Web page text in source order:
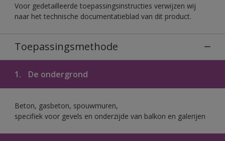
Voor gedetailleerde toepassingsinstructies verwijzen wij
naar het technische documentatieblad van dit product.
Toepassingsmethode
1. De ondergrond
Beton, gasbeton, spouwmuren,
specifiek voor gevels en onderzijde van balkon en galerijen